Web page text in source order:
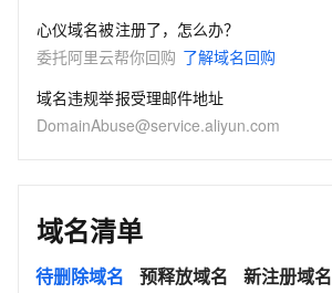
心仪域名被注册了，怎么办？
委托阿里云帮你回购 了解域名回购
域名违规举报受理邮件地址
DomainAbuse@service.aliyun.com
域名清单
待删除域名 预释放域名 新注册域名